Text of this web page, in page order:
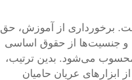
برخورداری از آموزش، حق
و جنسیت‌ها از حقوق اساسی
محسوب می‌شود. بدین ترتیب،
ابزارهای عریان حامیان